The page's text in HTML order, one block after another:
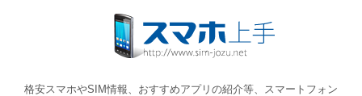
格安スマホやSIM情報、おすすめアプリの紹介等、スマートフォン